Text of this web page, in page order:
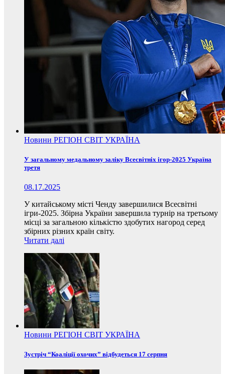
Новини РЕГІОН СВІТ УКРАЇНА
У загальному медальному заліку Всесвітніх ігор-2025 Україна
третя
08.17.2025
У китайському місті Ченду завершилися Всесвітні
ігри-2025. Збірна України завершила турнір на третьому
місці за загальною кількістю здобутих нагород серед
збірних різних країн світу.
Читати далі
Новини РЕГІОН СВІТ УКРАЇНА
Зустріч “Коаліції охочих” відбудеться 17 серпня